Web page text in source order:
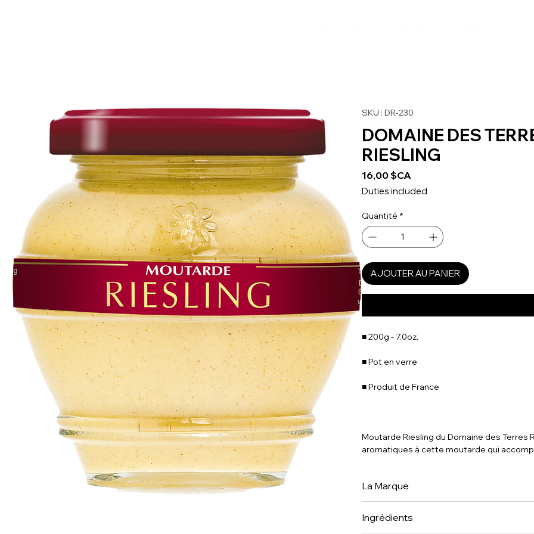
SKU : DR-230
DOMAINE DES
RIESLING
16,00 $CAPrix
Duties included
Quantité *
AJOUTER AU PANIER
■ 200g - 7.0oz.
■ Pot en verre
■ Produit de France
Moutarde Riesling du Domaine des
aromatiques à cette moutarde qui
La Marque
de Corrèze construite en pierre rouge, d'où
Ingrédients